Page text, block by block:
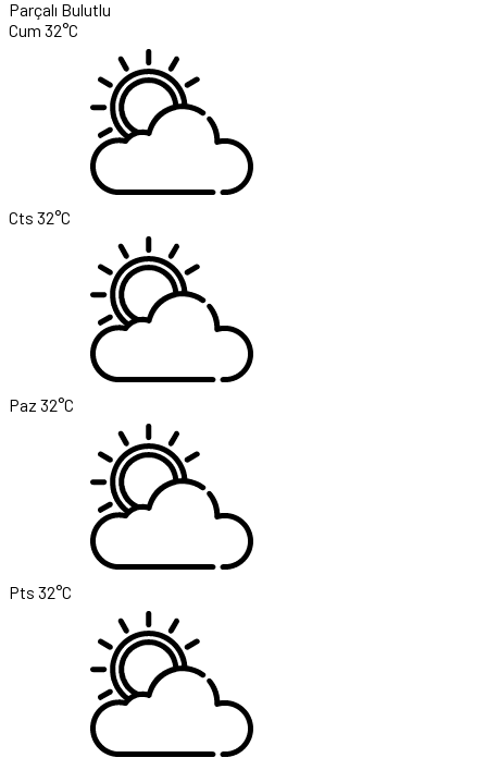
Parçalı Bulutlu
Cum 32°C
Cts 32°C
Paz 32°C
Pts 32°C